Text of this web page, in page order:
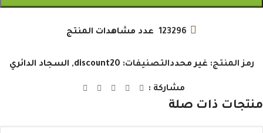
123296 عدد مشاهدات المنتج
رمز المنتج: غير محددالتصنيفات: discount20
, السجاد الدائري
مشاركة :
منتجات ذات صلة